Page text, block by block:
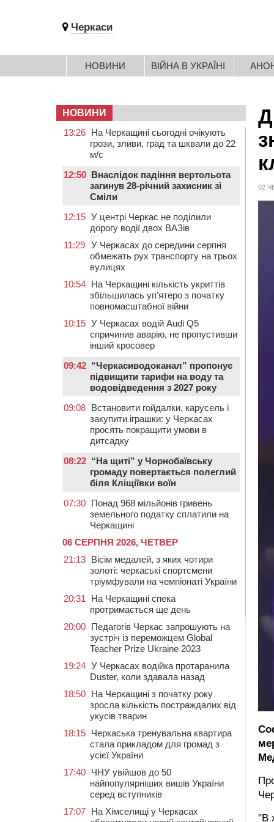
Черкаси
НОВИНИ ВІЙНА В УКРАЇНІ
02
"В
НОВИНИ
13:26 На Черкащині сьогодні очікують
грози, зливи, град та шквали до 22
м/с
12:50 Внаслідок падіння вертольота
загинув 28-річний захисник зі
Сміли
12:15 У центрі Черкас не поділили
дорогу водії двох ВАЗів
11:29 У Черкасах до середини серпня
обмежать рух транспорту на трьох
вулицях
10:54 На Черкащині кількість укриттів
збільшилась уп’ятеро з початку
повномасштабної війни
10:15 У Черкасах водій Audi Q5
спричинив аварію, не пропустивши
інший кросовер
09:42 “Черкасиводоканал” пропонує
підвищити тарифи на воду та
водовідведення з 2027 року
09:08 Встановити гойдалки, карусель і
закупити іграшки: у Черкасах
просять покращити умови в
дитсадку
08:22 “На щиті” у Чорнобаївську
громаду повертається полеглий
біля Кліщіївки воїн
07:30 Понад 968 мільйонів гривень
земельного податку сплатили на
Черкащині
06 СЕРПНЯ 2026, ЧЕТВЕР
21:13 Вісім медалей, з яких чотири
золоті: черкаські спортсмени
тріумфували на чемпіонаті України
20:31
На Черкащині спека
протримається ще день
20:00 Педагогів Черкас запрошують на
зустріч із переможцем Global
Teacher Prize Ukraine 2023
19:24 У Черкасах водійка протаранила
Duster, коли здавала назад
18:50 На Черкащині з початку року
зросла кількість постраждалих від
укусів тварин
18:15 Черкаська тренувальна квартира
стала прикладом для громад з
усієї України
17:40 ЧНУ увійшов до 50
найпопулярніших вишів України
серед вступників
17:07 На Хімселищі у Черкасах